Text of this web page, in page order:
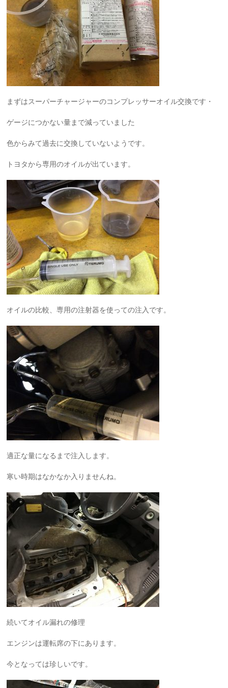
まずはスーパーチャージャーのコンプレッサーオイル交換です・
ゲージにつかない量まで減っていました
色からみて過去に交換していないようです。
トヨタから専用のオイルが出ています。
オイルの比較、専用の注射器を使っての注入です。
適正な量になるまで注入します。
寒い時期はなかなか入りませんね。
続いてオイル漏れの修理
エンジンは運転席の下にあります。
今となっては珍しいです。